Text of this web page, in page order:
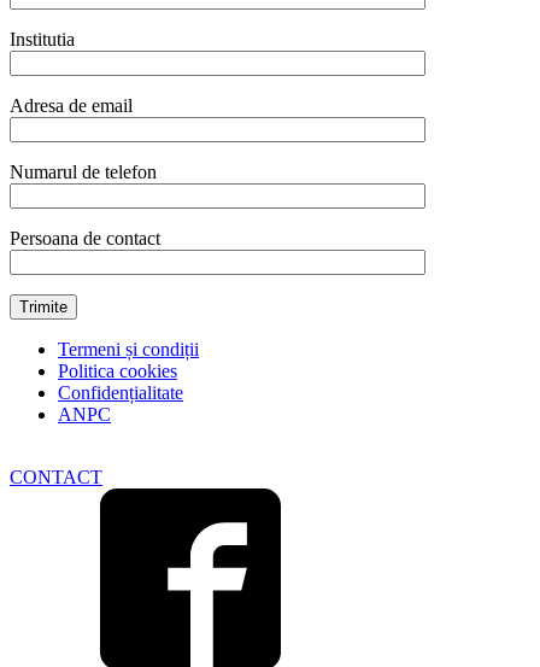
Institutia
Adresa de email
Numarul de telefon
Persoana de contact
Termeni și condiții
Politica cookies
Confidențialitate
ANPC
CONTACT